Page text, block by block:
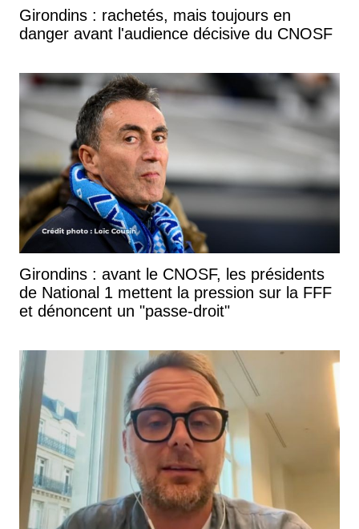
Girondins : rachetés, mais toujours en
danger avant l'audience décisive du CNOSF
Girondins : avant le CNOSF, les présidents
de National 1 mettent la pression sur la FFF
et dénoncent un "passe-droit"